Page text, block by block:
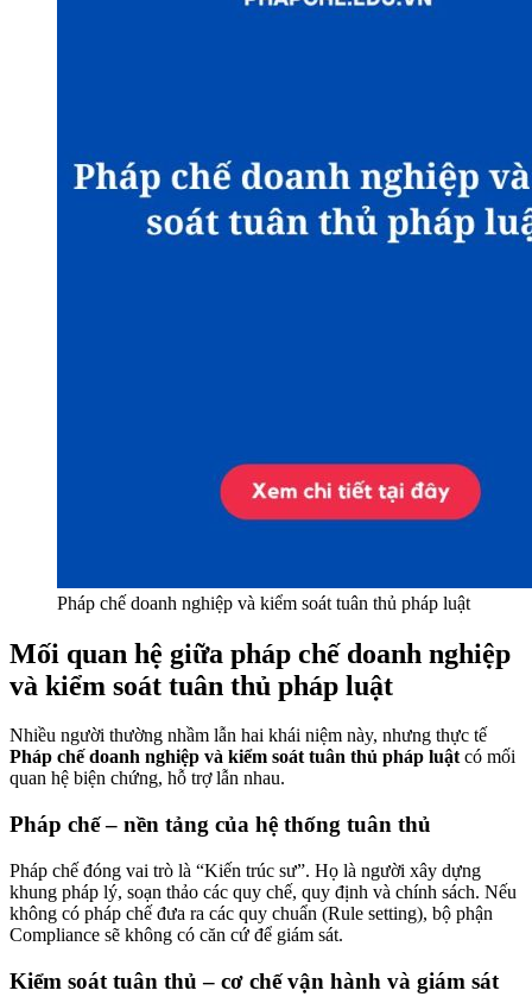
Pháp chế doanh nghiệp và kiểm soát tuân thủ pháp luật
Mối quan hệ giữa pháp chế doanh nghiệp
và kiểm soát tuân thủ pháp luật
Nhiều người thường nhầm lẫn hai khái niệm này, nhưng thực tế
Pháp chế doanh nghiệp và kiểm soát tuân thủ pháp luậtcó mối
quan hệ biện chứng, hỗ trợ lẫn nhau.
Pháp chế – nền tảng của hệ thống tuân thủ
Pháp chế đóng vai trò là “Kiến trúc sư”. Họ là người xây dựng
khung pháp lý, soạn thảo các quy chế, quy định và chính sách. Nếu
không có pháp chế đưa ra các quy chuẩn (Rule setting), bộ phận
Compliance sẽ không có căn cứ để giám sát.
Kiểm soát tuân thủ – cơ chế vận hành và giám sát